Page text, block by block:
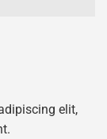
elit,